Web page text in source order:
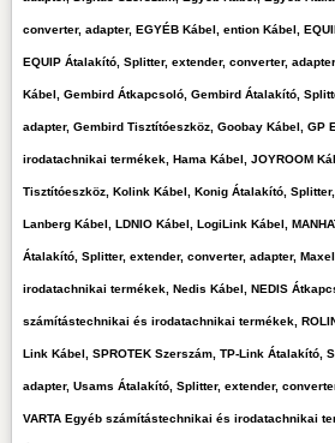
converter, adapter, EGYÉB Kábel, ention Kábel,
EQUIP Átalakító, Splitter, extender, converter,
Kábel, Gembird Átkapcsoló, Gembird Átalakító,
adapter, Gembird Tisztítóeszköz, Goobay Kábel, GP
irodatachnikai termékek, Hama Kábel, JOYROOM
Tisztítóeszköz, Kolink Kábel, Konig Átalakító,
Lanberg Kábel, LDNIO Kábel, LogiLink Kábel,
Átalakító, Splitter, extender, converter, adapter,
irodatachnikai termékek, Nedis Kábel, NEDIS
számítástechnikai és irodatachnikai termékek,
Link Kábel, SPROTEK Szerszám, TP-Link Átalakító,
adapter, Usams Átalakító, Splitter, extender,
VARTA Egyéb számítástechnikai és irodatachnikai